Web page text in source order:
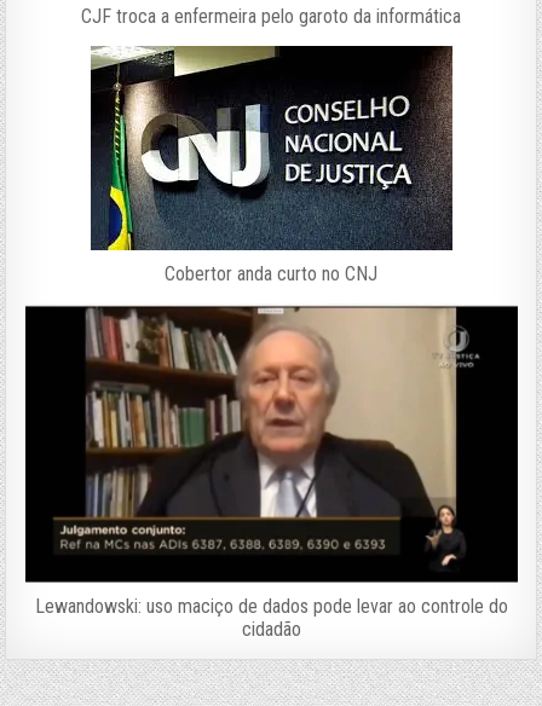
CJF troca a enfermeira pelo garoto da informática
Cobertor anda curto no CNJ
Lewandowski: uso maciço de dados pode levar ao controle do
cidadão